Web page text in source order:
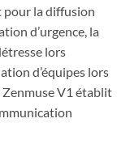
pour la diffusion
d’urgence, la
lors
d’équipes lors
Zenmuse V1 établit